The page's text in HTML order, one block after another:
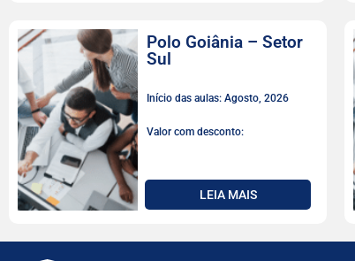
Polo Goiânia – Setor
Sul
Início das aulas: Agosto, 2026
Valor com desconto:
LEIA MAIS